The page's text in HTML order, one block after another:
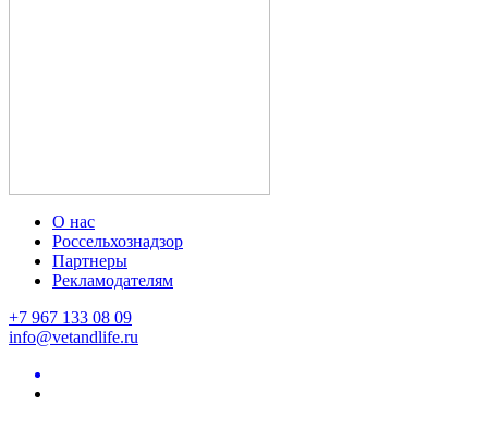
О нас
Россельхознадзор
Партнеры
Рекламодателям
+7 967 133 08 09
info@vetandlife.ru